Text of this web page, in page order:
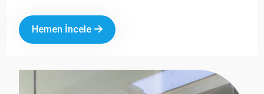
mahremiyet ve güneş kontrolü sağlayabilirsiniz.
Hemen İncele